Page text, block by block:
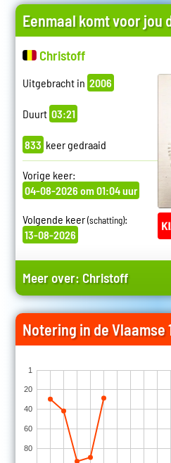
Eenmaal komt voor jou
Christoff
Uitgebracht in 2006
Duurt 03:21
833 keer gedraaid
Vorige keer:
04-08-2026 om 01:04 uur
Volgende keer(schatting):
13-08-2026
Meer over: Christoff
Notering in de Vlaamse
1
20
40
60
80